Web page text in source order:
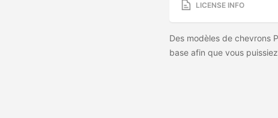
LICENSE INFO
Des modèles de chevrons
base afin que vous